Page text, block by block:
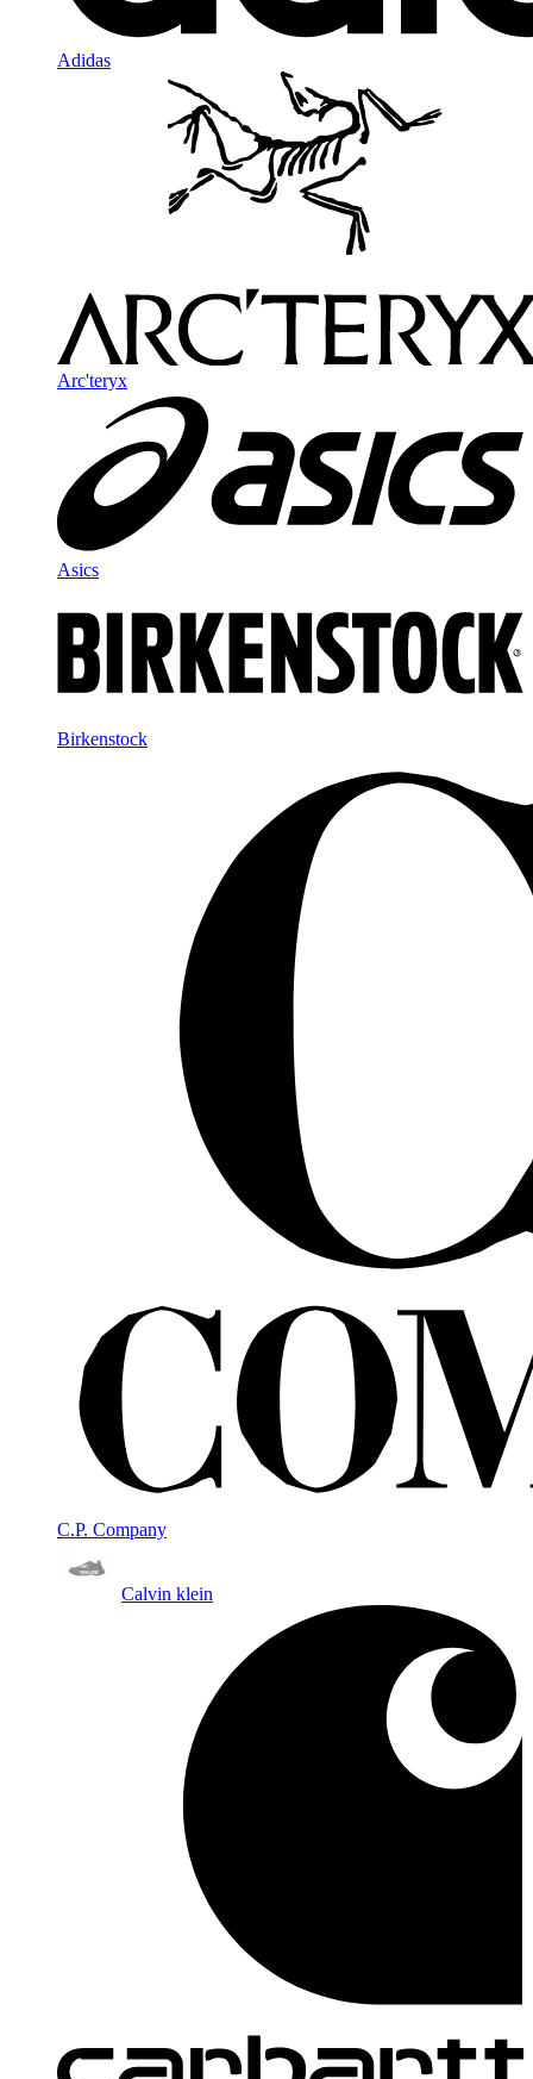
Adidas
Arc'teryx
Asics
Birkenstock
C.P. Company
Calvin klein